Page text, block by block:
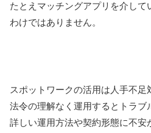
たとえマッチングアプリを介して
わけではありません。
スポットワークの活用は人手不
法令の理解なく運用するとトラブ
詳しい運用方法や契約形態に不安